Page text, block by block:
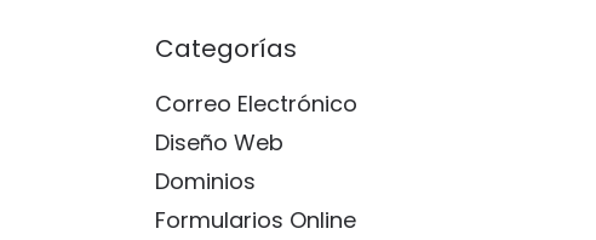
Categorías
Correo Electrónico
Diseño Web
Dominios
Formularios Online